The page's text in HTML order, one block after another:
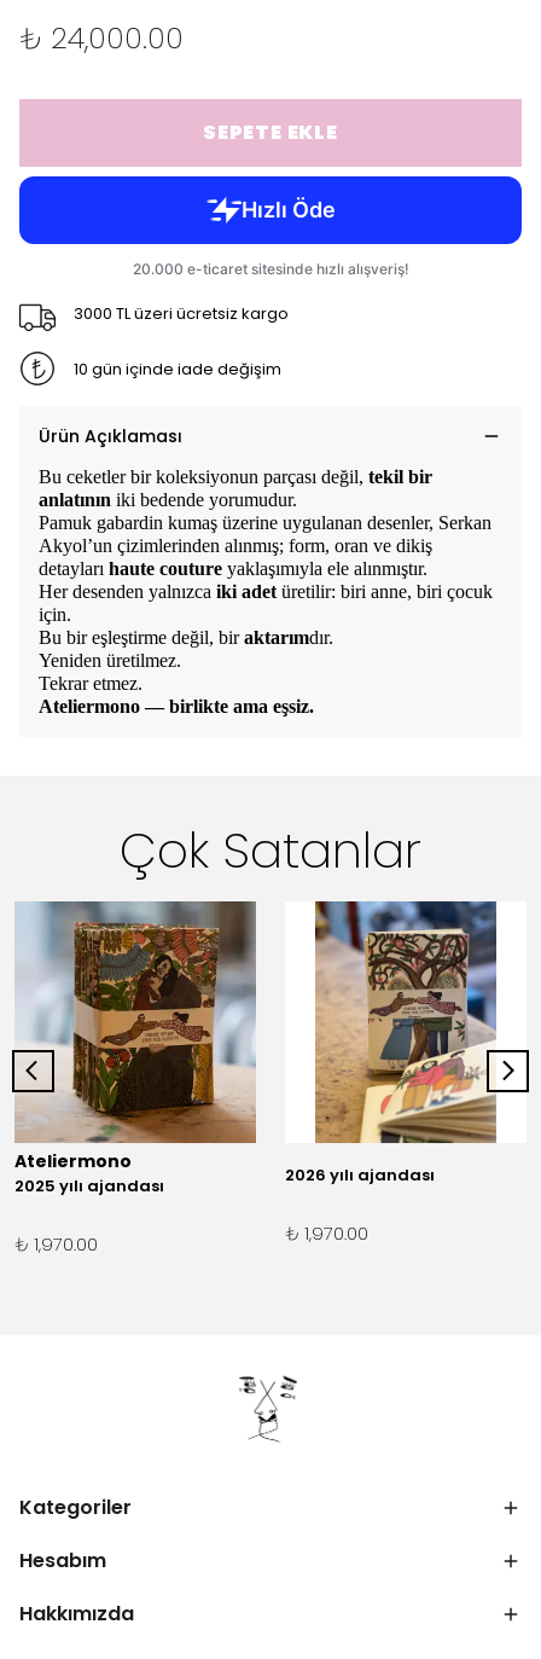
₺ 24,000.00
SEPETE EKLE
3000 TL üzeri ücretsiz kargo
10 gün içinde iade değişim
Ürün Açıklaması
Bu ceketler bir koleksiyonun parçası değil, tekil bir
anlatının iki bedende yorumudur.
Pamuk gabardin kumaş üzerine uygulanan desenler, Serkan
Akyol’un çizimlerinden alınmış; form, oran ve dikiş
detayları haute couture yaklaşımıyla ele alınmıştır.
Her desenden yalnızca iki adet üretilir: biri anne, biri çocuk
için.
Bu bir eşleştirme değil, bir aktarımdır.
Yeniden üretilmez.
Tekrar etmez.
Ateliermono — birlikte ama eşsiz.
Çok Satanlar
Ateliermono
2025 yılı ajandası
₺ 1,970.00
2026 yılı ajandası
₺ 1,970.00
Kategoriler
Hesabım
Hakkımızda